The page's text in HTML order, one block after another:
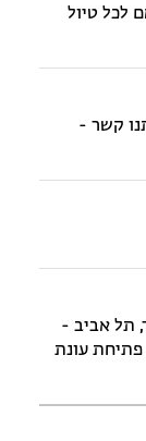
לכל טיול
קשר -
תל אביב -
פתיחת עונת